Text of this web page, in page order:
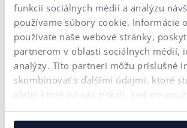
funkcií sociálnych médií a analýzu
používame súbory cookie. Informácie
používate naše webové stránky,
partnerom v oblasti sociálnych médií,
analýzy. Títo partneri môžu príslušné
skombinovať s ďalšími údajmi, ktoré
alebo ktoré od vás získali, keď ste
Transakčné neagregované dáta je
potrebné spracovať do datasetov. Tie
zgrupujú na základe sessions, ktoré
vstupujú do neurónovej sieti.
Príklad:
V prípade klienta Dedoles sme